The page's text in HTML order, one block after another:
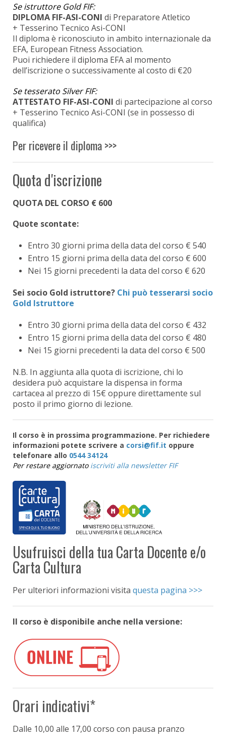
Se istruttore Gold FIF:
DIPLOMA FIF-ASI-CONI di Preparatore Atletico
+ Tesserino Tecnico Asi-CONI
Il diploma è riconosciuto in ambito internazionale da
EFA, European Fitness Association.
Puoi richiedere il diploma EFA al momento
dell’iscrizione o successivamente al costo di €20
Se tesserato Silver FIF:
ATTESTATO FIF-ASI-CONI di partecipazione al corso
+ Tesserino Tecnico Asi-CONI (se in possesso di
qualifica)
Per ricevere il diploma >>>
Quota d'iscrizione
QUOTA DEL CORSO € 600
Quote scontate:
Entro 30 giorni prima della data del corso € 540
Entro 15 giorni prima della data del corso € 600
Nei 15 giorni precedenti la data del corso € 620
Sei socio Gold istruttore? Chi può tesserarsi socio
Gold Istruttore
Entro 30 giorni prima della data del corso € 432
Entro 15 giorni prima della data del corso € 480
Nei 15 giorni precedenti la data del corso € 500
N.B. In aggiunta alla quota di iscrizione, chi lo
desidera può acquistare la dispensa in forma
cartacea al prezzo di 15€ oppure direttamente sul
posto il primo giorno di lezione.
Il corso è in prossima programmazione. Per richiedere
informazioni potete scrivere a
oppure
telefonare allo 0544 34124
Per restare aggiornato iscriviti alla newsletter FIF
Usufruisci della tua Carta Docente e/o
Carta Cultura
Per ulteriori informazioni visita questa pagina >>>
Il corso è disponibile anche nella versione:
Orari indicativi*
Dalle 10,00 alle 17,00 corso con pausa pranzo